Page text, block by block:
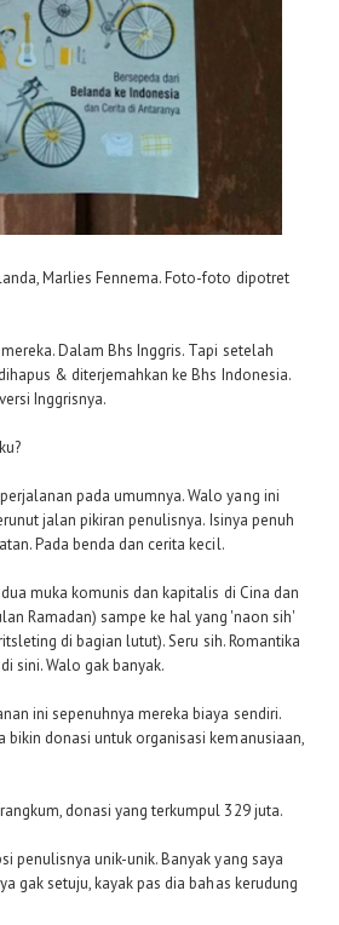
Marlies Fennema. Foto-foto dipotret
Dalam Bhs Inggris. Tapi setelah
& diterjemahkan ke Bhs Indonesia.
Inggrisnya.
pada umumnya. Walo yang ini
jalan pikiran penulisnya. Isinya penuh
Pada benda dan cerita kecil.
muka komunis dan kapitalis di Cina dan
Ramadan) sampe ke hal yang 'naon sih'
di bagian lutut). Seru sih. Romantika
sini. Walo gak banyak.
ini sepenuhnya mereka biaya sendiri.
bikin donasi untuk organisasi kemanusiaan,
donasi yang terkumpul 329 juta.
penulisnya unik-unik. Banyak yang saya
gak setuju, kayak pas dia bahas kerudung